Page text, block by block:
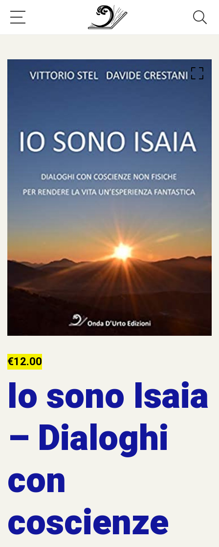
€12.00
Io sono Isaia
– Dialoghi
con
coscienze